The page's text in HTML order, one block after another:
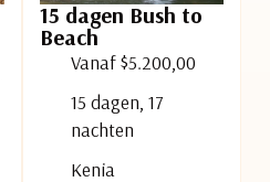
15 dagen Bush to
Beach
Vanaf $5.200,00
15 dagen, 17
nachten
Kenia